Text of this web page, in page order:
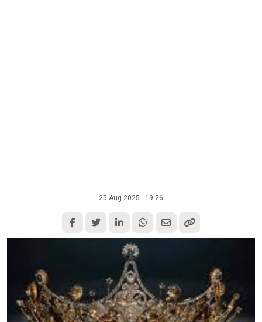
25 Aug 2025 - 19:26